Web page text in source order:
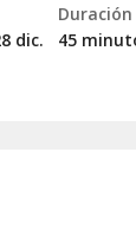
dic.
Duración
45